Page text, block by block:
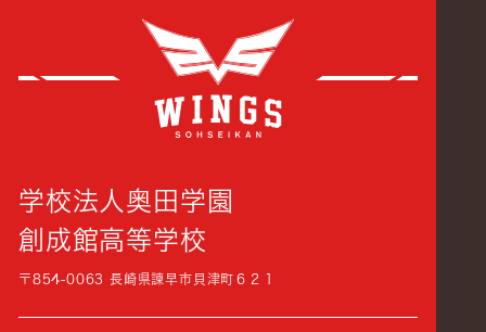
学校法人奥田学園
創成館高等学校
〒854-0063 長崎県諫早市貝津町６２１